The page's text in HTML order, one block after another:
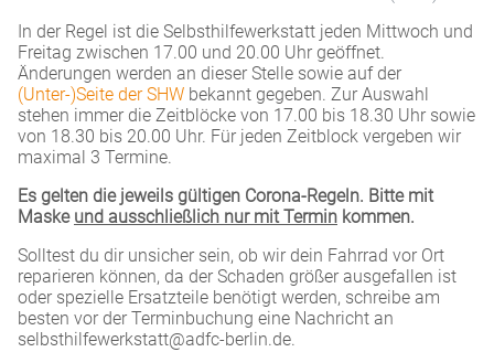
In der Regel ist die Selbsthilfewerkstatt jeden Mittwoch und
Freitag zwischen 17.00 und 20.00 Uhr geöffnet.
Änderungen werden an dieser Stelle sowie auf der
(Unter-)Seite der SHW bekannt gegeben. Zur Auswahl
stehen immer die Zeitblöcke von 17.00 bis 18.30 Uhr sowie
von 18.30 bis 20.00 Uhr. Für jeden Zeitblock vergeben wir
maximal 3 Termine.
Es gelten die jeweils gültigen Corona-Regeln. Bitte mit
Maske und ausschließlich nur mit Termin kommen.
Solltest du dir unsicher sein, ob wir dein Fahrrad vor Ort
reparieren können, da der Schaden größer ausgefallen ist
oder spezielle Ersatzteile benötigt werden, schreibe am
besten vor der Terminbuchung eine Nachricht an
selbsthilfewerkstatt@adfc-berlin.de.